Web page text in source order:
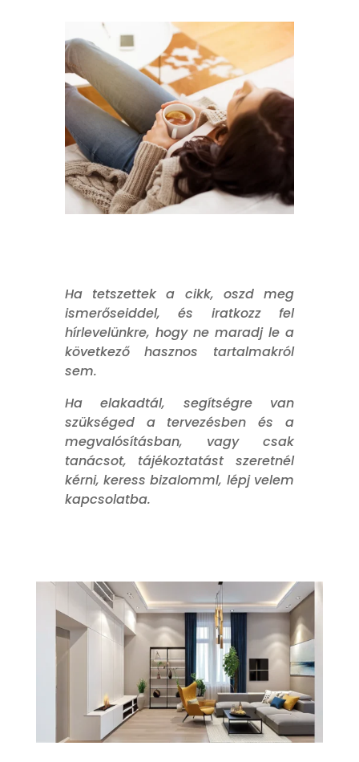
Ha tetszettek a cikk, oszd meg
ismerőseiddel, és iratkozz fel
hírlevelünkre, hogy ne maradj le a
következő hasznos tartalmakról
sem.
Ha elakadtál, segítségre van
szükséged a tervezésben és a
megvalósításban, vagy csak
tanácsot, tájékoztatást szeretnél
kérni, keress bizalomml, lépj velem
kapcsolatba.